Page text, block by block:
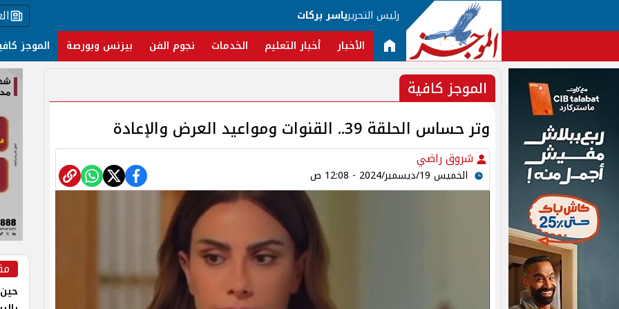
رئيس التحريرياسر بركات
الأخبار أخبار التعليم الخدمات نجوم الفن بيزنس وبورصة الموجز
الموجز كافية
وتر حساس الحلقة 39.. القنوات ومواعيد العرض والإعادة
شروق راضي
الخميس 19/ديسمبر/2024 - 12:08 ص